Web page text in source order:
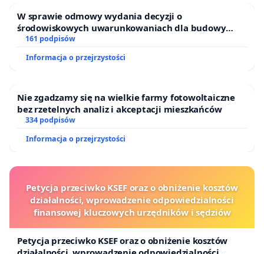
W sprawie odmowy wydania decyzji o
środowiskowych uwarunkowaniach dla budowy
zakładu wytwarzania biometanu „Krynki” w
Ostrowiu Południowym oraz ochrony mieszkańców i
Puszczy Knyszyńskiej
161 podpisów
Informacja o przejrzystości
Nie zgadzamy się na wielkie farmy fotowoltaiczne
bez rzetelnych analiz i akceptacji mieszkańców
334 podpisów
Informacja o przejrzystości
Petycja przeciwko KSEF oraz o obniżenie kosztów
działalności, wprowadzenie odpowiedzialności
finansowej kluczowych urzędników i sędziów
Petycja przeciwko KSEF oraz o obniżenie kosztów